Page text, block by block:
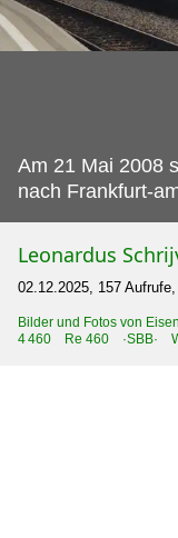
Am 21 Mai 2008
nach Frankfurt-
Leonardus
02.12.2025, 157
Bilder und Fotos von
4 460 Re 460 ·SBB·